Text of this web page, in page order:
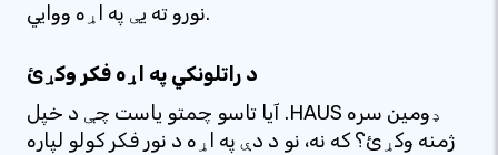
نورو ته یې په اړه ووايي.
د راتلونکي په اړه فکر وکړئ
آیا تاسو چمتو یاست چې د خپل .HAUS ډومین سره
ژمنه وکړئ؟ که نه، نو د دې په اړه د نور فکر کولو لپاره